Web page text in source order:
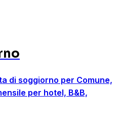
di soggiorno per Comune,
per hotel, B&B,